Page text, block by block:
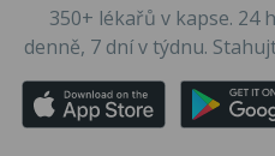
350+ lékařů v kapse. 24
denně, 7 dní v týdnu.